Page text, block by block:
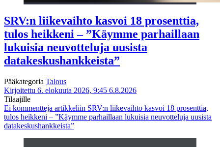
SRV:n liikevaihto kasvoi 18 prosenttia,
tulos heikkeni – ”Käymme parhaillaan
lukuisia neuvotteluja uusista
datakeskushankkeista”
Pääkategoria Talous
Kirjoitettu 6. elokuuta 2026, 9:45 6.8.2026
Tilaajille
Ei kommentteja artikkeliin SRV:n liikevaihto kasvoi 18 prosenttia,
tulos heikkeni – ”Käymme parhaillaan lukuisia neuvotteluja uusista
datakeskushankkeista”